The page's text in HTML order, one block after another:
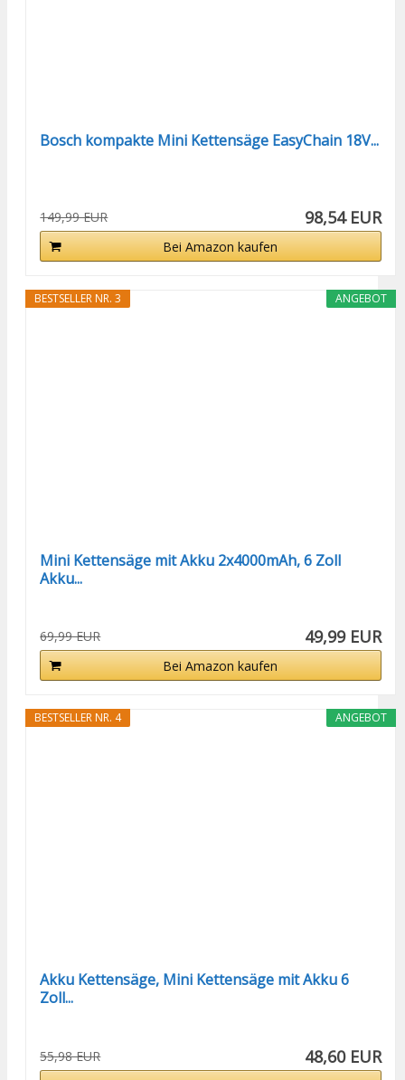
Bosch kompakte Mini Kettensäge EasyChain 18V...
149,99 EUR 98,54 EUR
Bei Amazon kaufen
ANGEBOT
BESTSELLER NR. 3
Mini Kettensäge mit Akku 2x4000mAh, 6 Zoll
Akku...
69,99 EUR 49,99 EUR
Bei Amazon kaufen
ANGEBOT
BESTSELLER NR. 4
Akku Kettensäge, Mini Kettensäge mit Akku 6
Zoll...
55,98 EUR 48,60 EUR